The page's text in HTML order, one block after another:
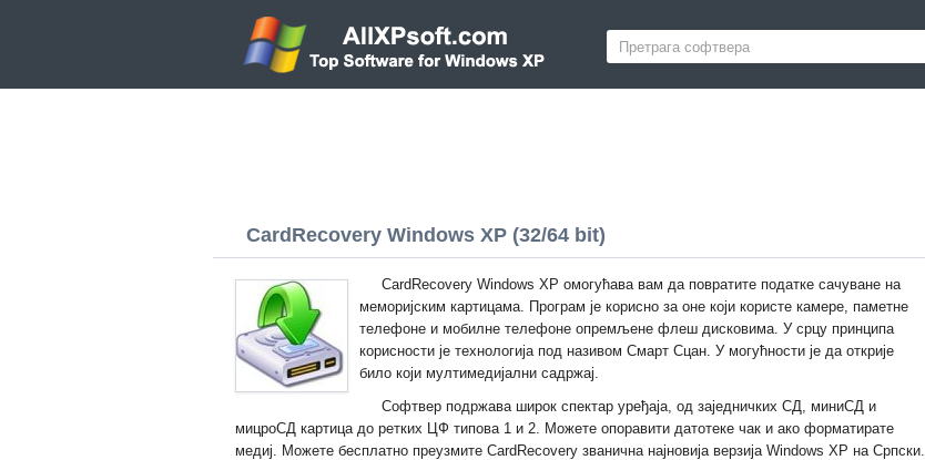
CardRecovery Windows XP (32/64 bit)
CardRecovery Windows XP омогућава вам да повратите податке сачуване на
меморијским картицама. Програм је корисно за оне који користе камере, паметне
телефоне и мобилне телефоне опремљене флеш дисковима. У срцу принципа
корисности је технологија под називом Смарт Сцан. У могућности је да открије
било који мултимедијални садржај.
Софтвер подржава широк спектар уређаја, од заједничких СД, миниСД и
мицроСД картица до ретких ЦФ типова 1 и 2. Можете опоравити датотеке чак и ако форматирате
медиј. Можете бесплатно преузмите CardRecovery званична најновија верзија Windows XP на Српски.